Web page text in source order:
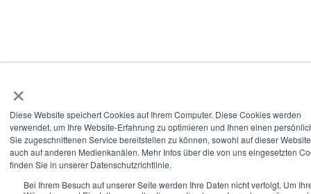
×
Diese Website speichert Cookies auf Ihrem Computer. Diese Cookies werden
verwendet, um Ihre Website-Erfahrung zu optimieren und Ihnen einen
Sie zugeschnittenen Service bereitstellen zu können, sowohl auf dieser
auch auf anderen Medienkanälen. Mehr Infos über die von uns eingesetzten
finden Sie in unserer Datenschutzrichtlinie.
Bei Ihrem Besuch auf unserer Seite werden Ihre Daten nicht verfolgt. Um